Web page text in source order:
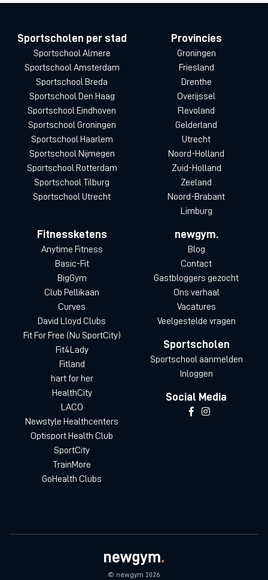
Sportscholen per stad
Sportschool Almere
Sportschool Amsterdam
Sportschool Breda
Sportschool Den Haag
Sportschool Eindhoven
Sportschool Groningen
Sportschool Haarlem
Sportschool Nijmegen
Sportschool Rotterdam
Sportschool Tilburg
Sportschool Utrecht
Provincies
Groningen
Friesland
Drenthe
Overijssel
Flevoland
Gelderland
Utrecht
Noord-Holland
Zuid-Holland
Zeeland
Noord-Brabant
Limburg
Fitnessketens
Anytime Fitness
Basic-Fit
BigGym
Club Pellikaan
Curves
David Lloyd Clubs
Fit For Free (Nu SportCity)
Fit4Lady
Fitland
hart for her
HealthCity
LACO
Newstyle Healthcenters
Optisport Health Club
SportCity
TrainMore
GoHealth Clubs
newgym.
Blog
Contact
Gastbloggers gezocht
Ons verhaal
Vacatures
Veelgestelde vragen
Sportscholen
Sportschool aanmelden
Inloggen
Social Media
© newgym 2026